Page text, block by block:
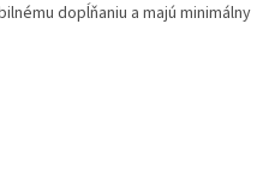
dopĺňaniu a majú minimálny